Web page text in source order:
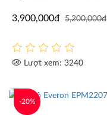
3,900,000đ 5,200,000đ
Lượt xem: 3240
-20%